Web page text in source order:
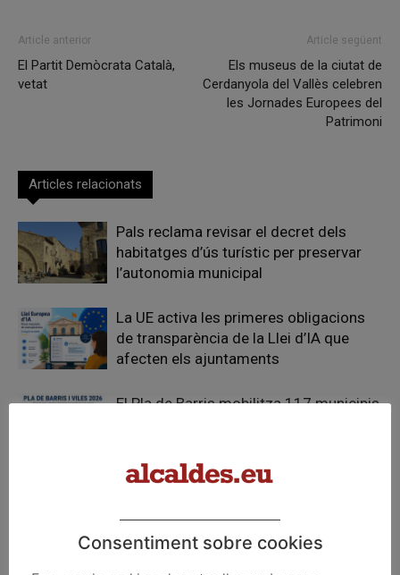
Article anterior
El Partit Demòcrata Català,
vetat
Article següent
Els museus de la ciutat de
Cerdanyola del Vallès celebren
les Jornades Europees del
Patrimoni
Articles relacionats
Pals reclama revisar el decret dels
habitatges d’ús turístic per preservar
l’autonomia municipal
La UE activa les primeres obligacions
de transparència de la Llei d’IA que
afecten els ajuntaments
El Pla de Barris mobilitza 117 municipis
FER UN COMENTARI
Consentiment sobre cookies